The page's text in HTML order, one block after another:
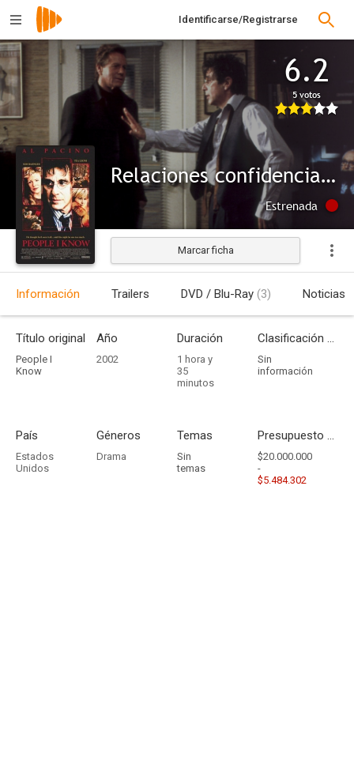
Identificarse/Registrarse
6.2
5 votos
Relaciones confidenciales
Estrenada
Marcar ficha
Información Trailers DVD / Blu-Ray (3) Noticias
Título original
People I
Know
Año
2002
Duración
1 hora y
35
minutos
Clasificación por edades
Sin
información
País
Estados
Unidos
Géneros
Drama
Temas
Sin
temas
Presupuesto - Ingresos
$20.000.000
-
$5.484.302